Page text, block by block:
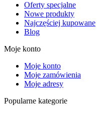
Oferty specjalne
Nowe produkty
Najczęściej kupowane
Blog
Moje konto
Moje konto
Moje zamówienia
Moje adresy
Popularne kategorie